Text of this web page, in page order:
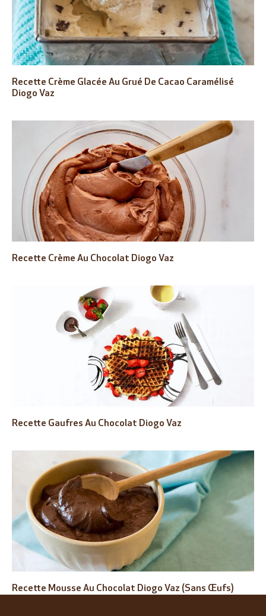
Recette Crème Glacée Au Grué De Cacao Caramélisé
Diogo Vaz
Recette Crème Au Chocolat Diogo Vaz
Recette Gaufres Au Chocolat Diogo Vaz
Recette Mousse Au Chocolat Diogo Vaz (sans Œufs)